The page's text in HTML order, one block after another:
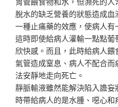
脫水的缺乏營養的狀態造成
一種止痛藥的效應，使病人有
這時即使給病人灌輸一點點
欣快感。而且，此時給病人
氣管造成窒息、病人不配合
法安靜地走向死亡。
靜脈輸液雖然能解決陷入譫
時帶給病人的是水腫、噁心和